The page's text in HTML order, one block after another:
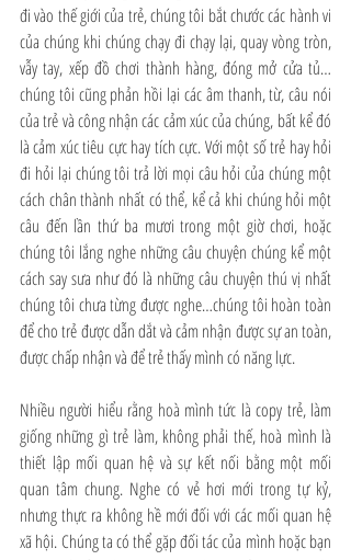
đi vào thế giới của trẻ, chúng tôi bắt chước các hành vi
của chúng khi chúng chạy đi chạy lại, quay vòng tròn,
vẫy tay, xếp đồ chơi thành hàng, đóng mở cửa tủ…
chúng tôi cũng phản hồi lại các âm thanh, từ, câu nói
của trẻ và công nhận các cảm xúc của chúng, bất kể đó
là cảm xúc tiêu cực hay tích cực. Với một số trẻ hay hỏi
đi hỏi lại chúng tôi trả lời mọi câu hỏi của chúng một
cách chân thành nhất có thể, kể cả khi chúng hỏi một
câu đến lần thứ ba mươi trong một giờ chơi, hoặc
chúng tôi lắng nghe những câu chuyện chúng kể một
cách say sưa như đó là những câu chuyện thú vị nhất
chúng tôi chưa từng được nghe…chúng tôi hoàn toàn
để cho trẻ được dẫn dắt và cảm nhận được sự an toàn,
được chấp nhận và để trẻ thấy mình có năng lực.
Nhiều người hiểu rằng hoà mình tức là copy trẻ, làm
giống những gì trẻ làm, không phải thế, hoà mình là
thiết lập mối quan hệ và sự kết nối bằng một mối
quan tâm chung. Nghe có vẻ hơi mới trong tự kỷ,
nhưng thực ra không hề mới đối với các mối quan hệ
xã hội. Chúng ta có thể gặp đối tác của mình hoặc bạn